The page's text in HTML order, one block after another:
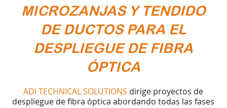
MICROZANJAS Y TENDIDO
DE DUCTOS PARA EL
DESPLIEGUE DE FIBRA
ÓPTICA
ADI TECHNICAL SOLUTIONS dirige proyectos de
despliegue de fibra óptica abordando todas las fases